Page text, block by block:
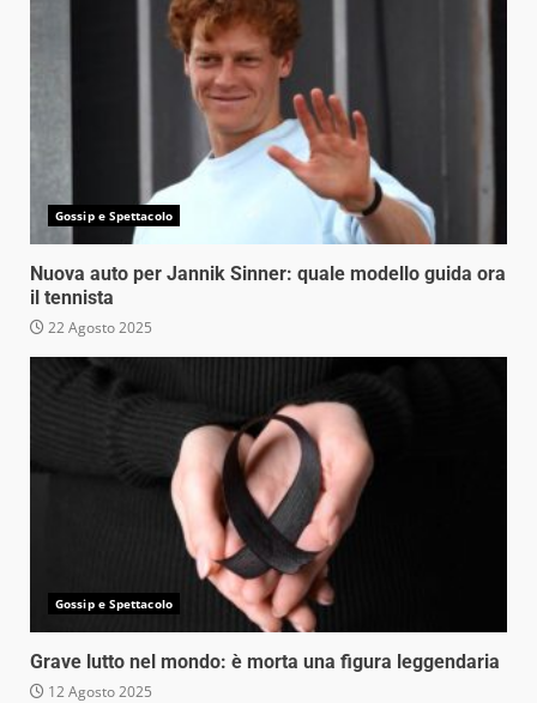
Gossip e Spettacolo
Nuova auto per Jannik Sinner: quale modello guida ora
il tennista
22 Agosto 2025
Gossip e Spettacolo
Grave lutto nel mondo: è morta una figura leggendaria
12 Agosto 2025